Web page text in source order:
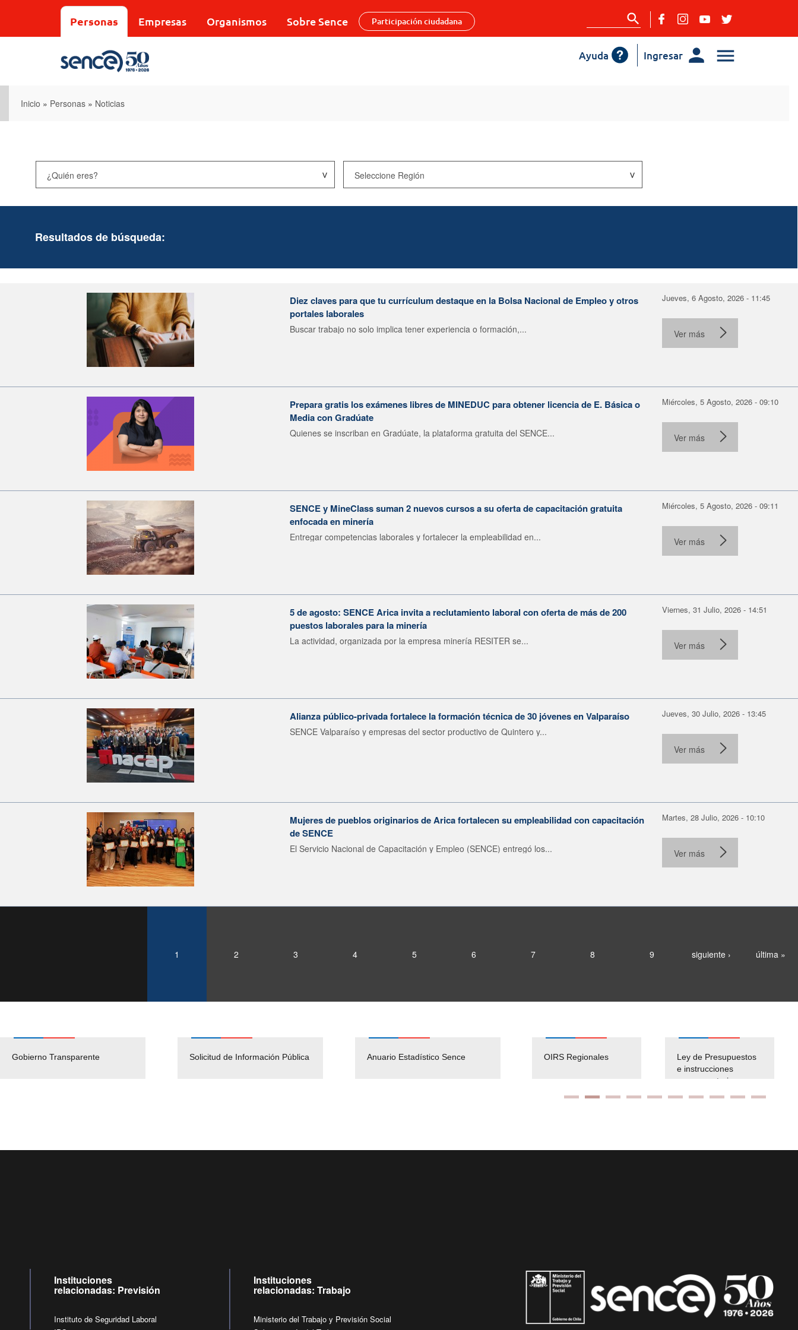
Personas Empresas Organismos Sobre Sence Participación ciudadana
Ingresar
Ayuda
Inicio » Personas » Noticias
Resultados de búsqueda:
Diez claves para que tu currículum destaque en la Bolsa Nacional de Empleo y otros
portales laborales
Buscar trabajo no solo implica tener experiencia o formación,...
Jueves, 6 Agosto, 2026 - 11:45
Ver más
Prepara gratis los exámenes libres de MINEDUC para obtener licencia de E. Básica o
Media con Gradúate
Quienes se inscriban en Gradúate, la plataforma gratuita del SENCE...
Miércoles, 5 Agosto, 2026 - 09:10
Ver más
SENCE y MineClass suman 2 nuevos cursos a su oferta de capacitación gratuita
enfocada en minería
Entregar competencias laborales y fortalecer la empleabilidad en...
Miércoles, 5 Agosto, 2026 - 09:11
Ver más
5 de agosto: SENCE Arica invita a reclutamiento laboral con oferta de más de 200
puestos laborales para la minería
La actividad, organizada por la empresa minería RESITER se...
Viernes, 31 Julio, 2026 - 14:51
Ver más
Alianza público-privada fortalece la formación técnica de 30 jóvenes en Valparaíso
SENCE Valparaíso y empresas del sector productivo de Quintero y...
Jueves, 30 Julio, 2026 - 13:45
Ver más
Mujeres de pueblos originarios de Arica fortalecen su empleabilidad con capacitación
de SENCE
El Servicio Nacional de Capacitación y Empleo (SENCE) entregó los...
Martes, 28 Julio, 2026 - 10:10
Ver más
1 2 3 4 5 6 7 8 9 siguiente › última »
Gobierno Transparente Solicitud de Información Pública Anuario Estadístico Sence
Pago Proveedores
Empleos Públicos
Solicitud Audiencias y
OIRS Regionales
Ley de Presupuestos
e instrucciones
presuspuetarias
Instituciones
relacionadas: Previsión
Instituto de Seguridad Laboral
Instituciones
relacionadas: Trabajo
Ministerio del Trabajo y Previsión Social